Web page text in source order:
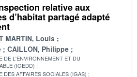
relative aux
d’habitat partagé adapté
MARTIN, Louis
CAILLON, Philippe
DE L'ENVIRONNEMENT ET DU
(IGEDD)
DES AFFAIRES SOCIALES (IGAS)